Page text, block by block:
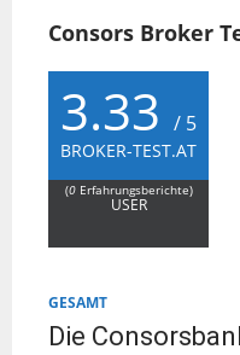
Consors Broker
3.33 / 5
BROKER-TEST.AT
(0Erfahrungsberichte)
USER
GESAMT
Die